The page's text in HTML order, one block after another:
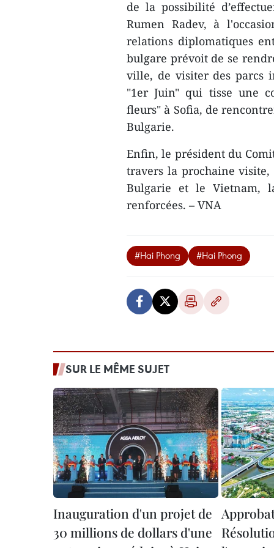
de la possibilité
Rumen Radev, à
relations diplomatiques
bulgare prévoit de se
ville, de visiter des parcs
"1er Juin" qui tisse une
fleurs" à Sofia, de
Bulgarie.
Enfin, le président du
travers la prochaine
Bulgarie et le Vietnam,
renforcées. – VNA
#Hai Phong #Hai Phong
SUR LE MÊME SUJET
Inauguration d'un projet de
30 millions de dollars d'une